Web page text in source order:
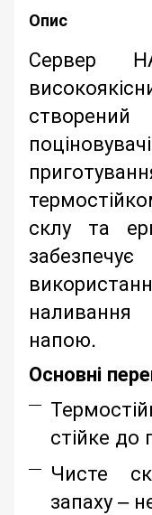
Опис
Сервер
склу та
напою.
Основні
стійке до
Чисте
запаху –